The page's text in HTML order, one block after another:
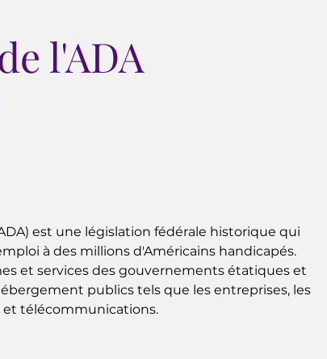
l'ADA
est une législation fédérale historique qui
à des millions d'Américains handicapés.
et services des gouvernements étatiques et
publics tels que les entreprises, les
et télécommunications.